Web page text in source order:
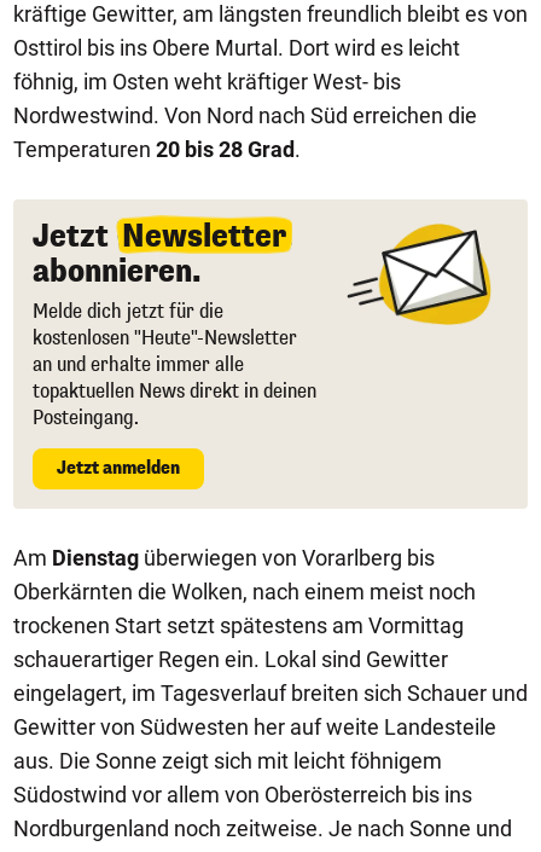
kräftige Gewitter, am längsten freundlich bleibt es von
Osttirol bis ins Obere Murtal. Dort wird es leicht
föhnig, im Osten weht kräftiger West- bis
Nordwestwind. Von Nord nach Süd erreichen die
Temperaturen 20 bis 28 Grad.
Jetzt Newsletter
abonnieren.
Melde dich jetzt für die
kostenlosen "Heute"-Newsletter
an und erhalte immer alle
topaktuellen News direkt in deinen
Posteingang.
Jetzt anmelden
Am Dienstag überwiegen von Vorarlberg bis
Oberkärnten die Wolken, nach einem meist noch
trockenen Start setzt spätestens am Vormittag
schauerartiger Regen ein. Lokal sind Gewitter
eingelagert, im Tagesverlauf breiten sich Schauer und
Gewitter von Südwesten her auf weite Landesteile
aus. Die Sonne zeigt sich mit leicht föhnigem
Südostwind vor allem von Oberösterreich bis ins
Nordburgenland noch zeitweise. Je nach Sonne und